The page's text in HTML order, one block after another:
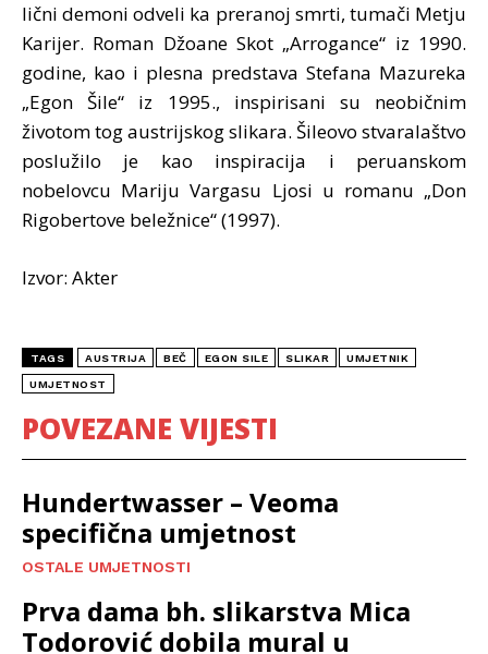
lični demoni odveli ka preranoj smrti, tumači Metju
Karijer. Roman Džoane Skot „Arrogance“ iz 1990.
godine, kao i plesna predstava Stefana Mazureka
„Egon Šile“ iz 1995., inspirisani su neobičnim
životom tog austrijskog slikara. Šileovo stvaralaštvo
poslužilo je kao inspiracija i peruanskom
nobelovcu Mariju Vargasu Ljosi u romanu „Don
Rigobertove beležnice“ (1997).
Izvor: Akter
TAGS AUSTRIJA BEČ EGON SILE SLIKAR UMJETNIK
UMJETNOST
POVEZANE VIJESTI
Hundertwasser – Veoma
specifična umjetnost
OSTALE UMJETNOSTI
Prva dama bh. slikarstva Mica
Todorović dobila mural u